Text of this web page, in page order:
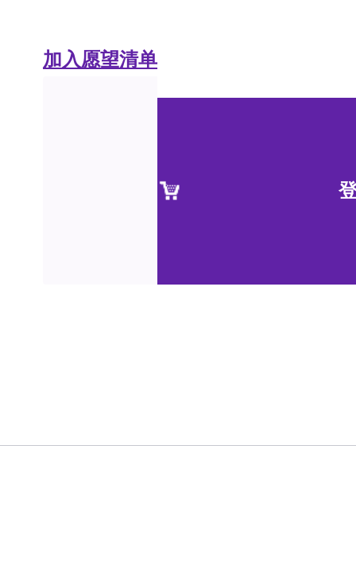
加入愿望清单